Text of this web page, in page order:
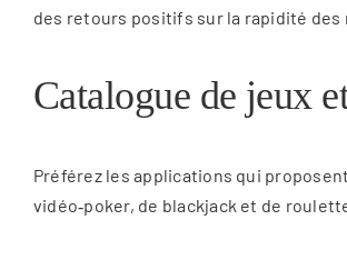
des retours positifs sur la rapidité
Catalogue de jeux
Préférez les applications qui
vidéo‑poker, de blackjack et de